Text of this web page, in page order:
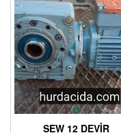
SEW 12 DEVIR